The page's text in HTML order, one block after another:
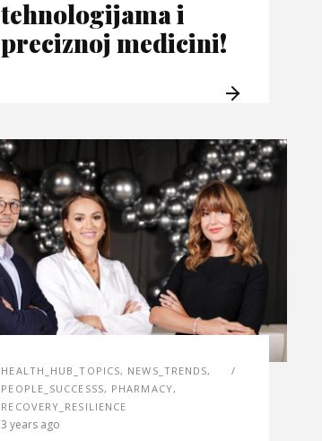
tehnologijama i
preciznoj medicini!
HEALTH_HUB_TOPICS, NEWS_TRENDS,
PEOPLE_SUCCESSS, PHARMACY,
RECOVERY_RESILIENCE
3 years ago